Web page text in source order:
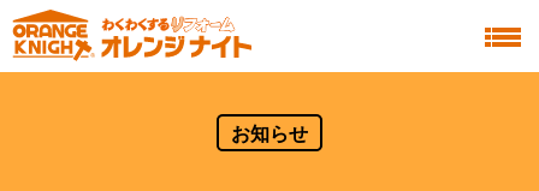
お知らせ